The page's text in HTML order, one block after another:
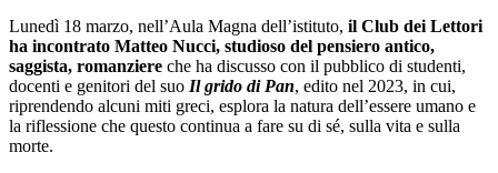
Lunedì 18 marzo, nell’Aula Magna dell’istituto, il Club dei Lettori
ha incontrato Matteo Nucci, studioso del pensiero antico,
saggista, romanziere che ha discusso con il pubblico di studenti,
docenti e genitori del suo Il grido di Pan, edito nel 2023, in cui,
riprendendo alcuni miti greci, esplora la natura dell’essere umano e
la riflessione che questo continua a fare su di sé, sulla vita e sulla
morte.